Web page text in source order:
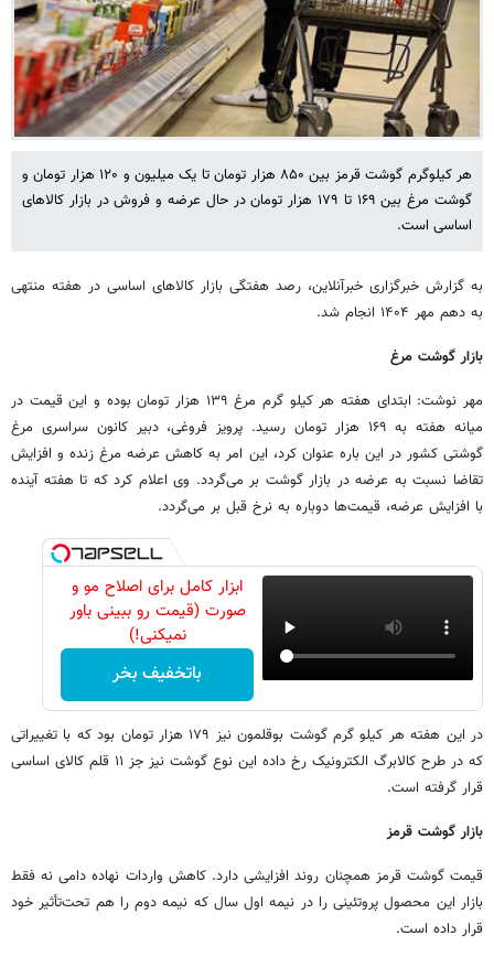
هر کیلوگرم گوشت قرمز بین ۸۵۰ هزار تومان تا یک میلیون و ۱۲۰ هزار تومان و
گوشت مرغ بین ۱۶۹ تا ۱۷۹ هزار تومان در حال عرضه و فروش در بازار کالاهای
اساسی است.
به گزارش خبرگزاری خبرآنلاین، رصد هفتگی بازار کالاهای اساسی در هفته منتهی
به دهم مهر ۱۴۰۴ انجام شد.
بازار گوشت مرغ
مهر نوشت: ابتدای هفته هر کیلو گرم مرغ ۱۳۹ هزار تومان بوده و این قیمت در
میانه هفته به ۱۶۹ هزار تومان رسید. پرویز فروغی، دبیر کانون سراسری مرغ
گوشتی کشور در این باره عنوان کرد، این امر به کاهش عرضه مرغ زنده و افزایش
تقاضا نسبت به عرضه در بازار گوشت بر می‌گردد. وی اعلام کرد که تا هفته آینده
با افزایش عرضه، قیمت‌ها دوباره به نرخ قبل بر می‌گردد.
ابزار کامل برای اصلاح مو و
صورت (قیمت رو ببینی باور
نمیکنی!)
باتخفیف بخر
در این هفته هر کیلو گرم گوشت بوقلمون نیز ۱۷۹ هزار تومان بود که با تغییراتی
که در طرح کالابرگ الکترونیک رخ داده این نوع گوشت نیز جز ۱۱ قلم کالای اساسی
قرار گرفته است.
بازار گوشت قرمز
قیمت گوشت قرمز همچنان روند افزایشی دارد. کاهش واردات نهاده دامی نه فقط
بازار این محصول پروتئینی را در نیمه اول سال که نیمه دوم را هم تحت‌تأثیر خود
قرار داده است.